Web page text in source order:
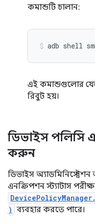
কমান্ডটি চালান:
এই কমান্ডগুলোর
রিবুট হয়।
ডিভাইস পলিসি
করুন
ডিভাইস
এনক্রিপশন স্ট্যাটাস
) ব্যবহার করতে পারে।